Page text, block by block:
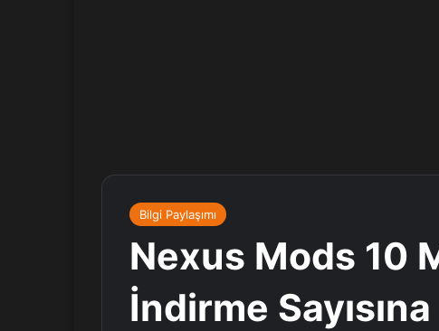
Bilgi Paylaşımı
Nexus Mods 10
İndirme Sayısına